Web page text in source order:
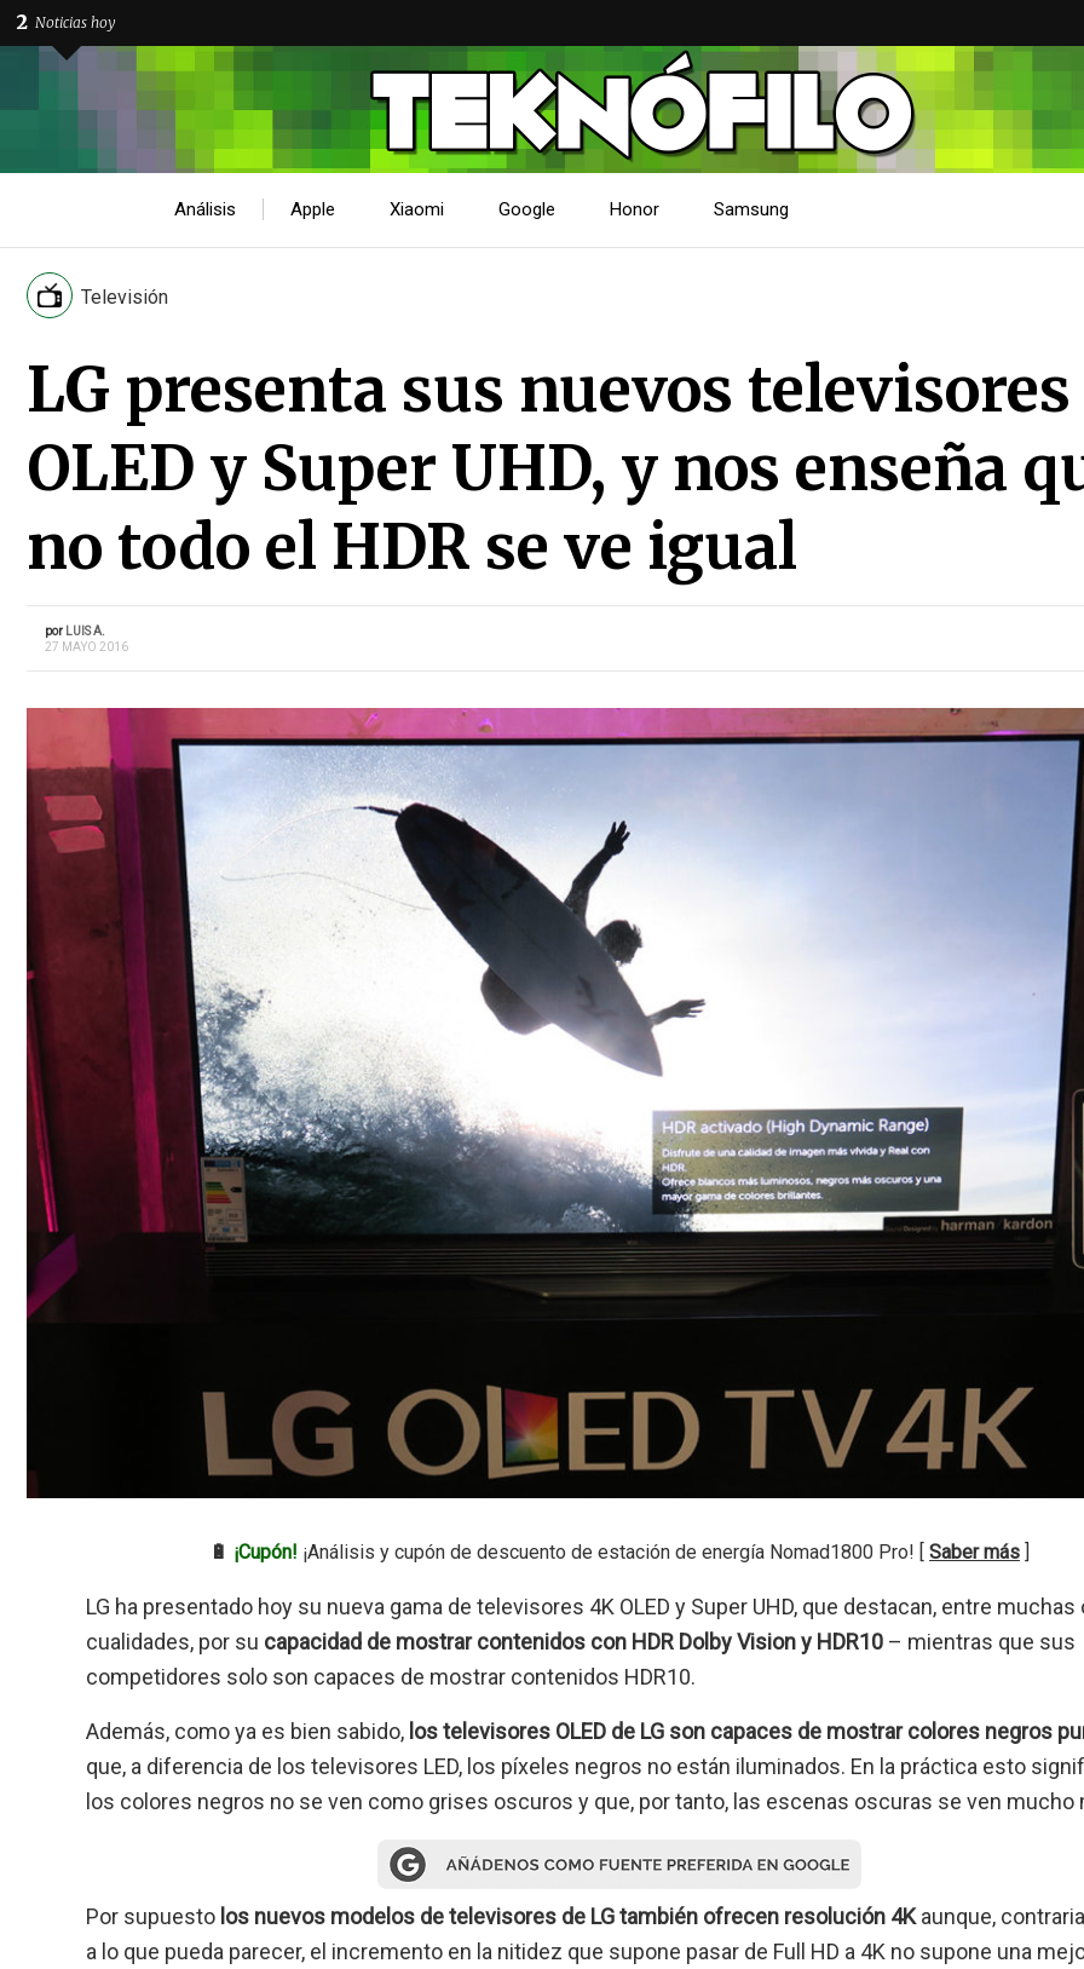
2 Noticias hoy
Análisis Apple Xiaomi Google Honor Samsung
Televisión
LG presenta sus nuevos
OLED y Super UHD, y nos enseña
no todo el HDR se ve igual
por LUIS A.
27 MAYO 2016
🔋 ¡Cupón! ¡Análisis y cupón de descuento de estación de energía Nomad1800 Pro! [ Saber más ]
LG ha presentado hoy su nueva gama de televisores 4K OLED y Super UHD, que destacan, entre muchas
cualidades, por su capacidad de mostrar contenidos con HDR Dolby Vision y HDR10 – mientras que sus
competidores solo son capaces de mostrar contenidos HDR10.
Además, como ya es bien sabido, los televisores OLED de LG son capaces de mostrar colores negros
que, a diferencia de los televisores LED, los píxeles negros no están iluminados. En la práctica esto
los colores negros no se ven como grises oscuros y que, por tanto, las escenas oscuras se ven mucho
Por supuesto los nuevos modelos de televisores de LG también ofrecen resolución 4Kaunque,
a lo que pueda parecer, el incremento en la nitidez que supone pasar de Full HD a 4K no supone una